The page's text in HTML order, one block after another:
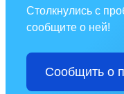
Столкнулись с
сообщите о ней!
Сообщить о